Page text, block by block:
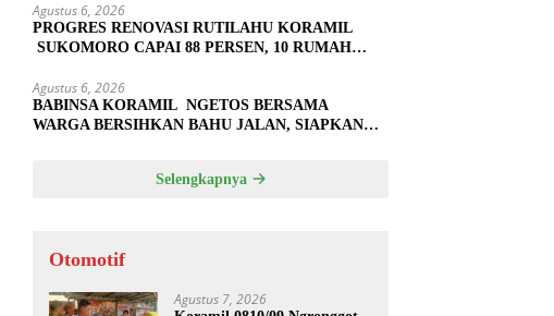
Agustus 6, 2026
PROGRES RENOVASI RUTILAHU KORAMIL
SUKOMORO CAPAI 88 PERSEN, 10 RUMAH
Agustus 6, 2026
BABINSA KORAMIL NGETOS BERSAMA
WARGA BERSIHKAN BAHU JALAN, SIAPKAN
Selengkapnya
Otomotif
Agustus 7, 2026